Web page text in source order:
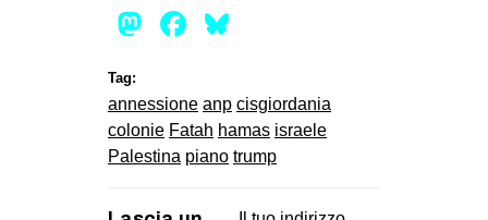
Mastodon
Facebook
Tag:
annessione anp cisgiordania
colonie Fatah hamas israele
Palestina piano trump